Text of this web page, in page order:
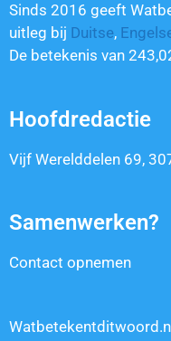
Sinds 2016 geeft
uitleg bij Duitse,
De betekenis van
Hoofdredactie
Vijf Werelddelen 69,
Samenwerken?
Contact opnemen